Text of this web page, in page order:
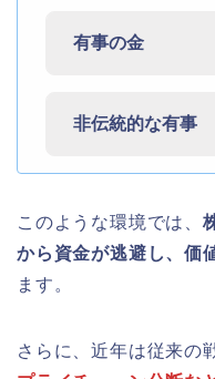
有事の金
非伝統的な有事
このような環境では、
から資金が逃避し、価
ます。
さらに、近年は従来の